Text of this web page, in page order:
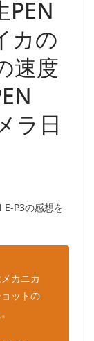
PEN
カの
速度
ラ日
E-P3の感想を
カニカ
ットの